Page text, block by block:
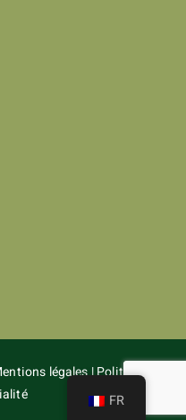
légales|Politique de
FR